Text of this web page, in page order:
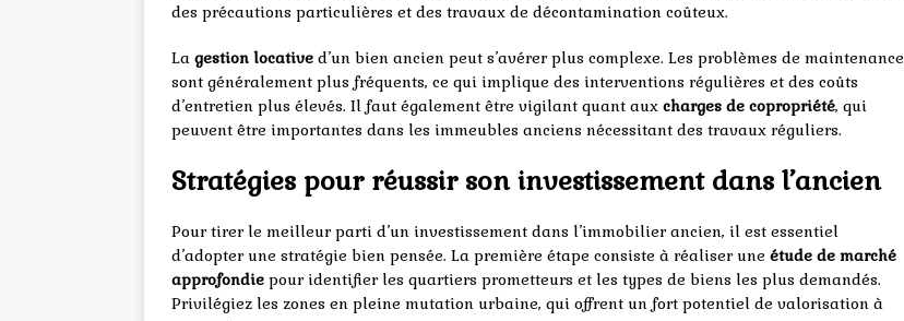
des précautions particulières et des travaux de décontamination coûteux.
La gestion locative d’un bien ancien peut s’avérer plus complexe. Les problèmes de maintenance
sont généralement plus fréquents, ce qui implique des interventions régulières et des coûts
d’entretien plus élevés. Il faut également être vigilant quant aux charges de copropriété, qui
peuvent être importantes dans les immeubles anciens nécessitant des travaux réguliers.
Stratégies pour réussir son investissement dans l’ancien
Pour tirer le meilleur parti d’un investissement dans l’immobilier ancien, il est essentiel
d’adopter une stratégie bien pensée. La première étape consiste à réaliser une étude de marché
approfondie pour identifier les quartiers prometteurs et les types de biens les plus demandés.
Privilégiez les zones en pleine mutation urbaine, qui offrent un fort potentiel de valorisation à